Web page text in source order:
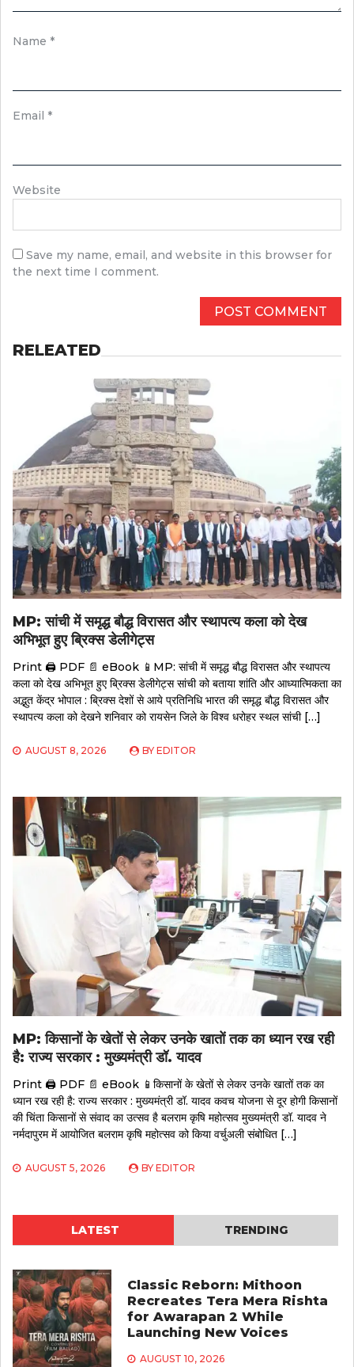
Name *
Email *
Website
Save my name, email, and website in this browser for
the next time I comment.
RELEATED
MP: सांची में समृद्ध बौद्ध विरासत और स्थापत्य कला को देख
अभिभूत हुए ब्रिक्स डेलीगेट्स
Print 🖨 PDF 📄 eBook 📱MP: सांची में समृद्ध बौद्ध विरासत और स्थापत्य
कला को देख अभिभूत हुए ब्रिक्स डेलीगेट्स सांची को बताया शांति और आध्यात्मिकता का
अद्भुत केंद्र भोपाल : ब्रिक्स देशों से आये प्रतिनिधि भारत की समृद्ध बौद्ध विरासत और
स्थापत्य कला को देखने शनिवार को रायसेन जिले के विश्व धरोहर स्थल सांची […]
AUGUST 8, 2026 BY EDITOR
MP: किसानों के खेतों से लेकर उनके खातों तक का ध्यान रख रही
है: राज्य सरकार : मुख्यमंत्री डॉ. यादव
Print 🖨 PDF 📄 eBook 📱किसानों के खेतों से लेकर उनके खातों तक का
ध्यान रख रही है: राज्य सरकार : मुख्यमंत्री डॉ. यादव कवच योजना से दूर होगी किसानों
की चिंता किसानों से संवाद का उत्सव है बलराम कृषि महोत्सव मुख्यमंत्री डॉ. यादव ने
नर्मदापुरम में आयोजित बलराम कृषि महोत्सव को किया वर्चुअली संबोधित […]
AUGUST 5, 2026 BY EDITOR
LATEST TRENDING
Classic Reborn: Mithoon
Recreates Tera Mera Rishta
for Awarapan 2 While
Launching New Voices
AUGUST 10, 2026